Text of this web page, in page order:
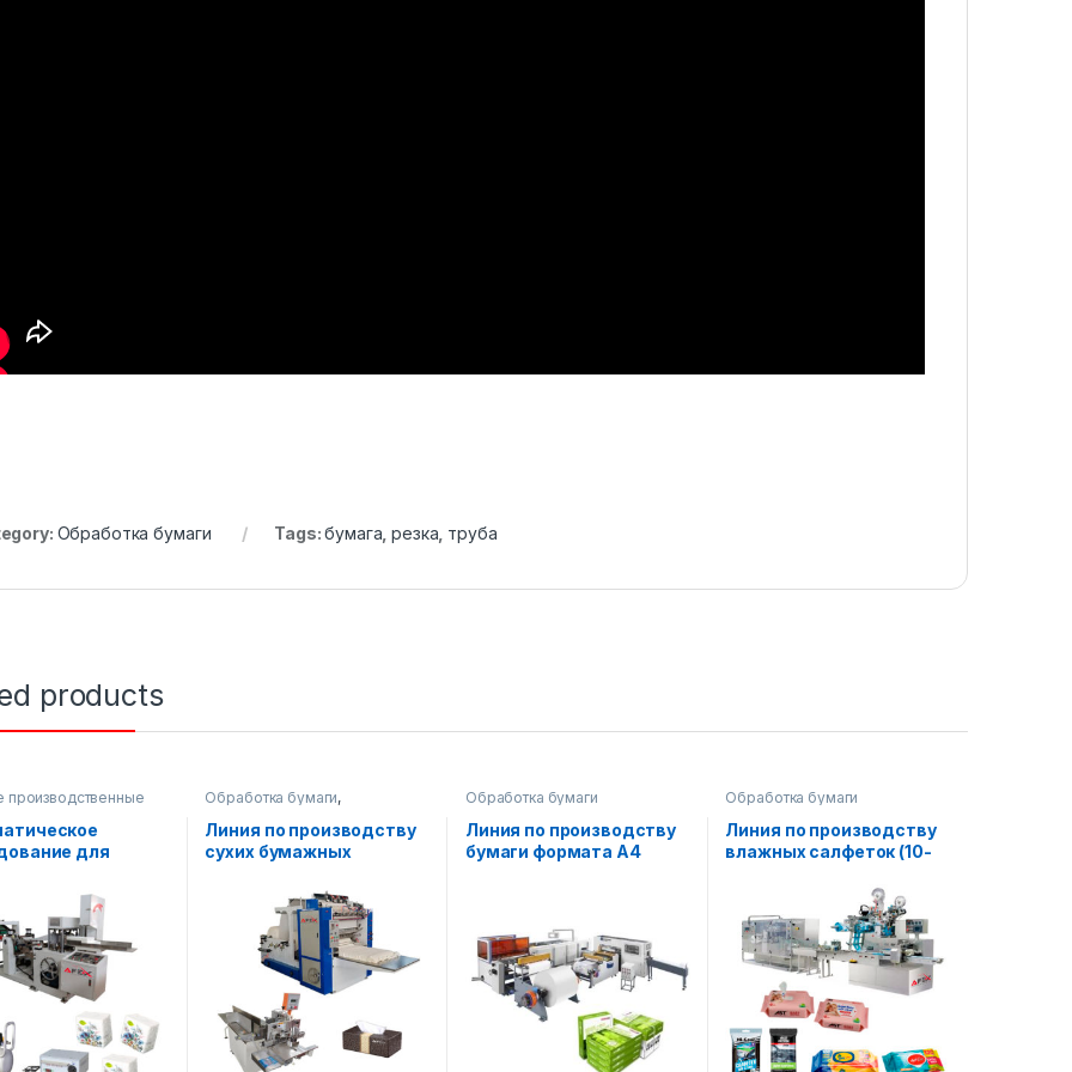
Обработка бумаги Tags:бумага ,резка труба
products
производственные
для
Обработка бумаги,
Линия по производству
сухих бумажных
Обработка бумаги
Линия по производству
бумаги формата А4
Обработка бумаги
Линия по производству
влажных салфеток (10-